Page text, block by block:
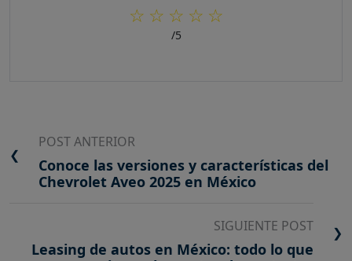
☆
☆
☆
☆
☆
/5
❮
POST ANTERIOR
Conoce las versiones y características del
Chevrolet Aveo 2025 en México
SIGUIENTE POST
Leasing de autos en México: todo lo que
❯